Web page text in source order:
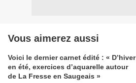
Vous aimerez aussi
Voici le dernier carnet édité : « D’hiver
en été, exercices d’aquarelle autour
de La Fresse en Saugeais »